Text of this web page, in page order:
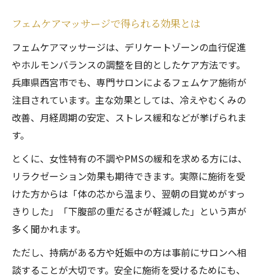
フェムケアマッサージで得られる効果とは
フェムケアマッサージは、デリケートゾーンの血行促進
やホルモンバランスの調整を目的としたケア方法です。
兵庫県西宮市でも、専門サロンによるフェムケア施術が
注目されています。主な効果としては、冷えやむくみの
改善、月経周期の安定、ストレス緩和などが挙げられま
す。
とくに、女性特有の不調やPMSの緩和を求める方には、
リラクゼーション効果も期待できます。実際に施術を受
けた方からは「体の芯から温まり、翌朝の目覚めがすっ
きりした」「下腹部の重だるさが軽減した」という声が
多く聞かれます。
ただし、持病がある方や妊娠中の方は事前にサロンへ相
談することが大切です。安全に施術を受けるためにも、